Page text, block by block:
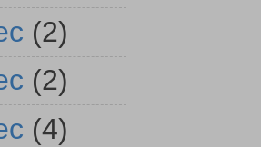
(2)
(2)
(4)